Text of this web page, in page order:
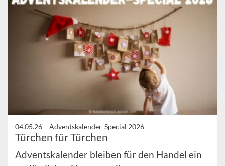
04.05.26 – Adventskalender-Special 2026
Türchen für Türchen
Adventskalender bleiben für den Handel ein